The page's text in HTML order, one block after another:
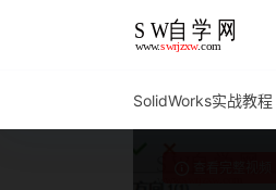
SolidWorks实战教程